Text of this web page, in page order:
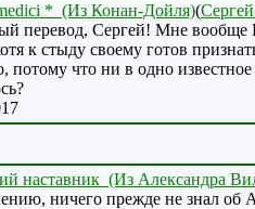
* (Из Конан-Дойля)(
перевод, Сергей! Мне вообще
к стыду своему готов
потому что ни в одно
наставник (Из Александра
ничего прежде не знал об